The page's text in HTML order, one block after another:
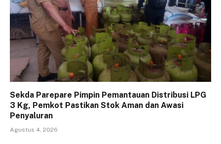
Sekda Parepare Pimpin Pemantauan Distribusi LPG
3 Kg, Pemkot Pastikan Stok Aman dan Awasi
Penyaluran
Agustus 4, 2026